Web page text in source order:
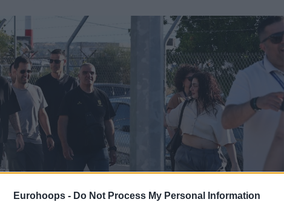
Eurohoops - Do Not Process My Personal Information